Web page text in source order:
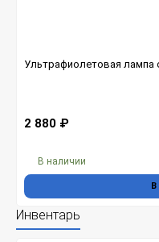
Ультрафиолетовая лампа
2 880 ₽
В наличии
Инвентарь